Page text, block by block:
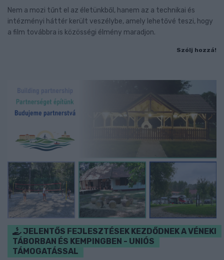
Nem a mozi tűnt el az életünkből, hanem az a technikai és
intézményi háttér került veszélybe, amely lehetővé teszi, hogy
a film továbbra is közösségi élmény maradjon.
Szólj hozzá!
JELENTŐS FEJLESZTÉSEK KEZDŐDNEK A VÉNEKI
TÁBORBAN ÉS KEMPINGBEN - UNIÓS
TÁMOGATÁSSAL